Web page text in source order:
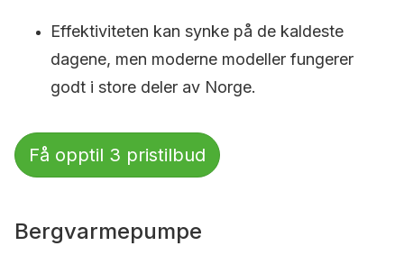
Effektiviteten kan synke på de kaldeste
dagene, men moderne modeller fungerer
godt i store deler av Norge.
Få opptil 3 pristilbud
Bergvarmepumpe